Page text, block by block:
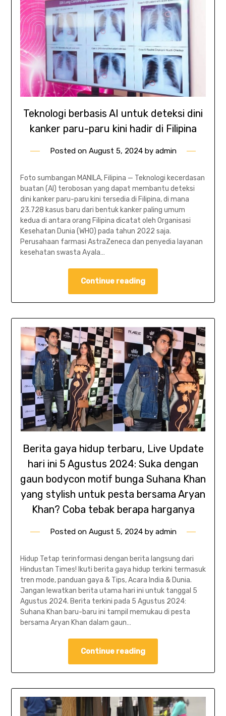
Teknologi berbasis AI untuk deteksi dini
kanker paru-paru kini hadir di Filipina
Posted on August 5, 2024by admin
Foto sumbangan MANILA, Filipina — Teknologi kecerdasan
buatan (AI) terobosan yang dapat membantu deteksi
dini kanker paru-paru kini tersedia di Filipina, di mana
23.728 kasus baru dari bentuk kanker paling umum
kedua di antara orang Filipina dicatat oleh Organisasi
Kesehatan Dunia (WHO) pada tahun 2022 saja.
Perusahaan farmasi AstraZeneca dan penyedia layanan
kesehatan swasta Ayala…
Continue reading
Berita gaya hidup terbaru, Live Update
hari ini 5 Agustus 2024: Suka dengan
gaun bodycon motif bunga Suhana Khan
yang stylish untuk pesta bersama Aryan
Khan? Coba tebak berapa harganya
Posted on August 5, 2024by admin
Hidup Tetap terinformasi dengan berita langsung dari
Hindustan Times! Ikuti berita gaya hidup terkini termasuk
tren mode, panduan gaya & Tips, Acara India & Dunia.
Jangan lewatkan berita utama hari ini untuk tanggal 5
Agustus 2024. Berita terkini pada 5 Agustus 2024:
Suhana Khan baru-baru ini tampil memukau di pesta
bersama Aryan Khan dalam gaun…
Continue reading